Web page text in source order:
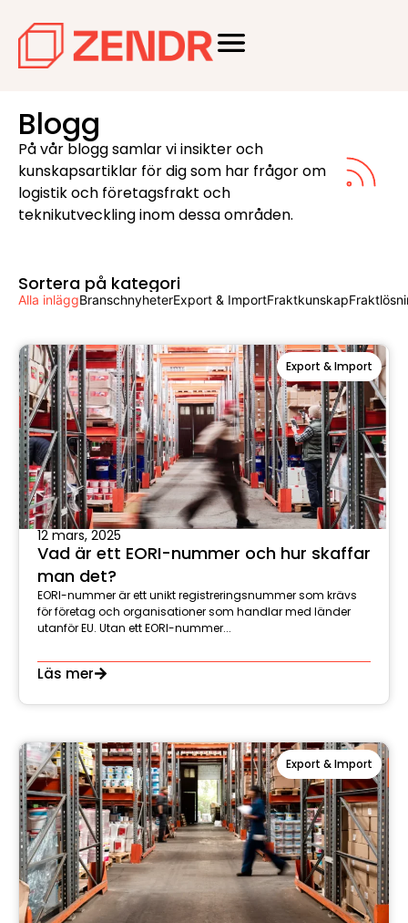
Blogg
På vår blogg samlar vi insikter och
kunskapsartiklar för dig som har frågor om
logistik och företagsfrakt och
teknikutveckling inom dessa områden.
Sortera på kategori
BranschnyheterExport & ImportFraktkunskap
Alla inlägg
Export & Import
12 mars, 2025
Vad är ett EORI-nummer och hur skaffar
man det?
EORI-nummer är ett unikt registreringsnummer som krävs
för företag och organisationer som handlar med länder
utanför EU. Utan ett EORI-nummer...
Läs mer
Export & Import